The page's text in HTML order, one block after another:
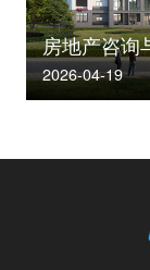
2026-04-19